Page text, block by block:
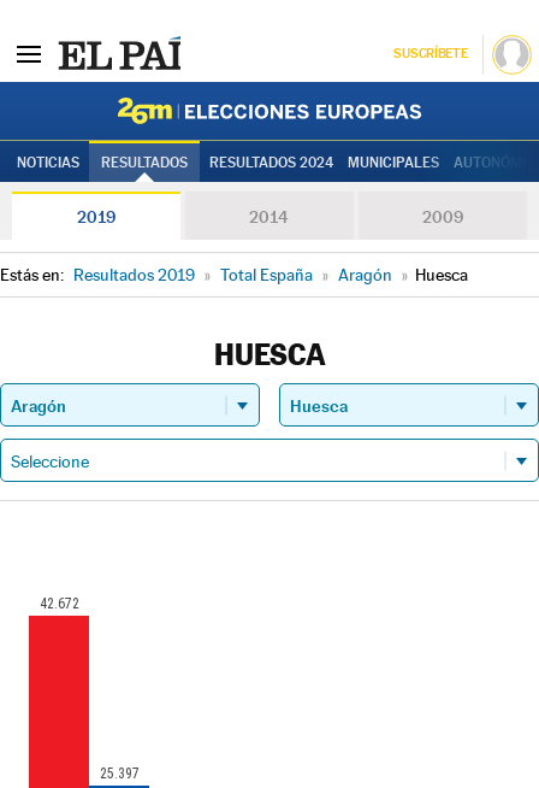
SUSCRÍBETE
NOTICIAS RESULTADOS RESULTADOS 2024 MUNICIPALES
2019 2014 2009
Estás en: Resultados 2019 » Total España » Aragón » Huesca
HUESCA
42.672
25.397